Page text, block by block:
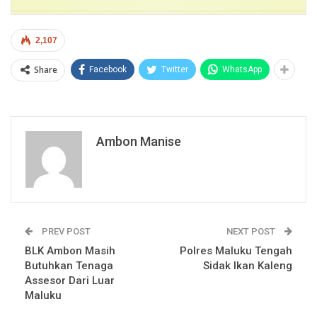
2,107
Share Facebook Twitter WhatsApp
Ambon Manise
PREV POST
BLK Ambon Masih
Butuhkan Tenaga
Assesor Dari Luar
Maluku
NEXT POST
Polres Maluku Tengah
Sidak Ikan Kaleng